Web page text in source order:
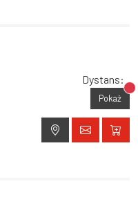
Dystans:
Pokaż